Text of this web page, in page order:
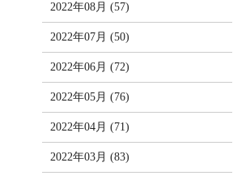
2022年08月 (57)
2022年07月 (50)
2022年06月 (72)
2022年05月 (76)
2022年04月 (71)
2022年03月 (83)